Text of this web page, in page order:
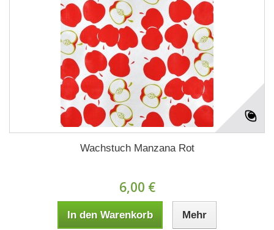
Wachstuch Manzana Rot
6,00 €
In den Warenkorb Mehr